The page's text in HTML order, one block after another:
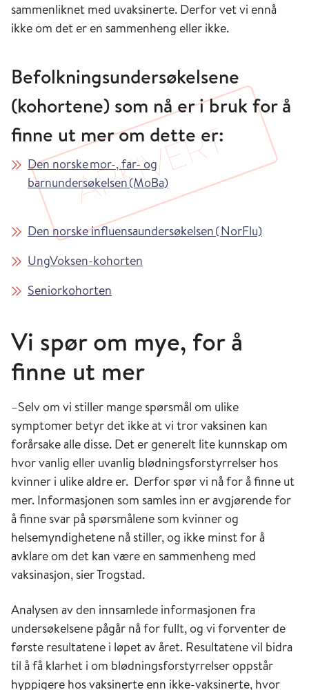
sammenliknet med uvaksinerte. Derfor vet vi ennå
ikke om det er en sammenheng eller ikke.
Befolkningsundersøkelsene
(kohortene) som nå er i bruk for å
finne ut mer om dette er:
Den norske mor-, far- og
barnundersøkelsen (MoBa)
Den norske influensaundersøkelsen ( NorFlu)
UngVoksen-kohorten
Seniorkohorten
Vi spør om mye, for å
finne ut mer
–Selv om vi stiller mange spørsmål om ulike
symptomer betyr det ikke at vi tror vaksinen kan
forårsake alle disse. Det er generelt lite kunnskap om
hvor vanlig eller uvanlig blødningsforstyrrelser hos
kvinner i ulike aldre er. Derfor spør vi nå for å finne ut
mer. Informasjonen som samles inn er avgjørende for
å finne svar på spørsmålene som kvinner og
helsemyndighetene nå stiller, og ikke minst for å
avklare om det kan være en sammenheng med
vaksinasjon, sier Trogstad.
Analysen av den innsamlede informasjonen fra
undersøkelsene pågår nå for fullt, og vi forventer de
første resultatene i løpet av året. Resultatene vil bidra
til å få klarhet i om blødningsforstyrrelser oppstår
hyppigere hos vaksinerte enn ikke-vaksinerte, hvor